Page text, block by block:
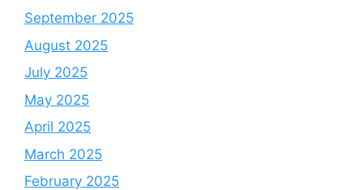
September 2025
August 2025
July 2025
May 2025
April 2025
March 2025
February 2025